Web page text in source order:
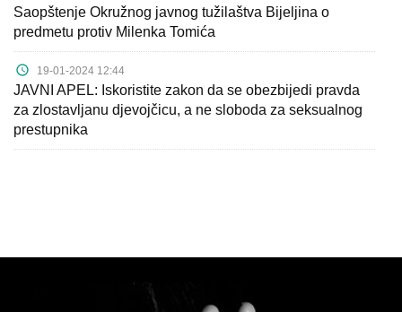
Saopštenje Okružnog javnog tužilaštva Bijeljina o
predmetu protiv Milenka Tomića
19-01-2024 12:44
JAVNI APEL: Iskoristite zakon da se obezbijedi pravda
za zlostavljanu djevojčicu, a ne sloboda za seksualnog
prestupnika